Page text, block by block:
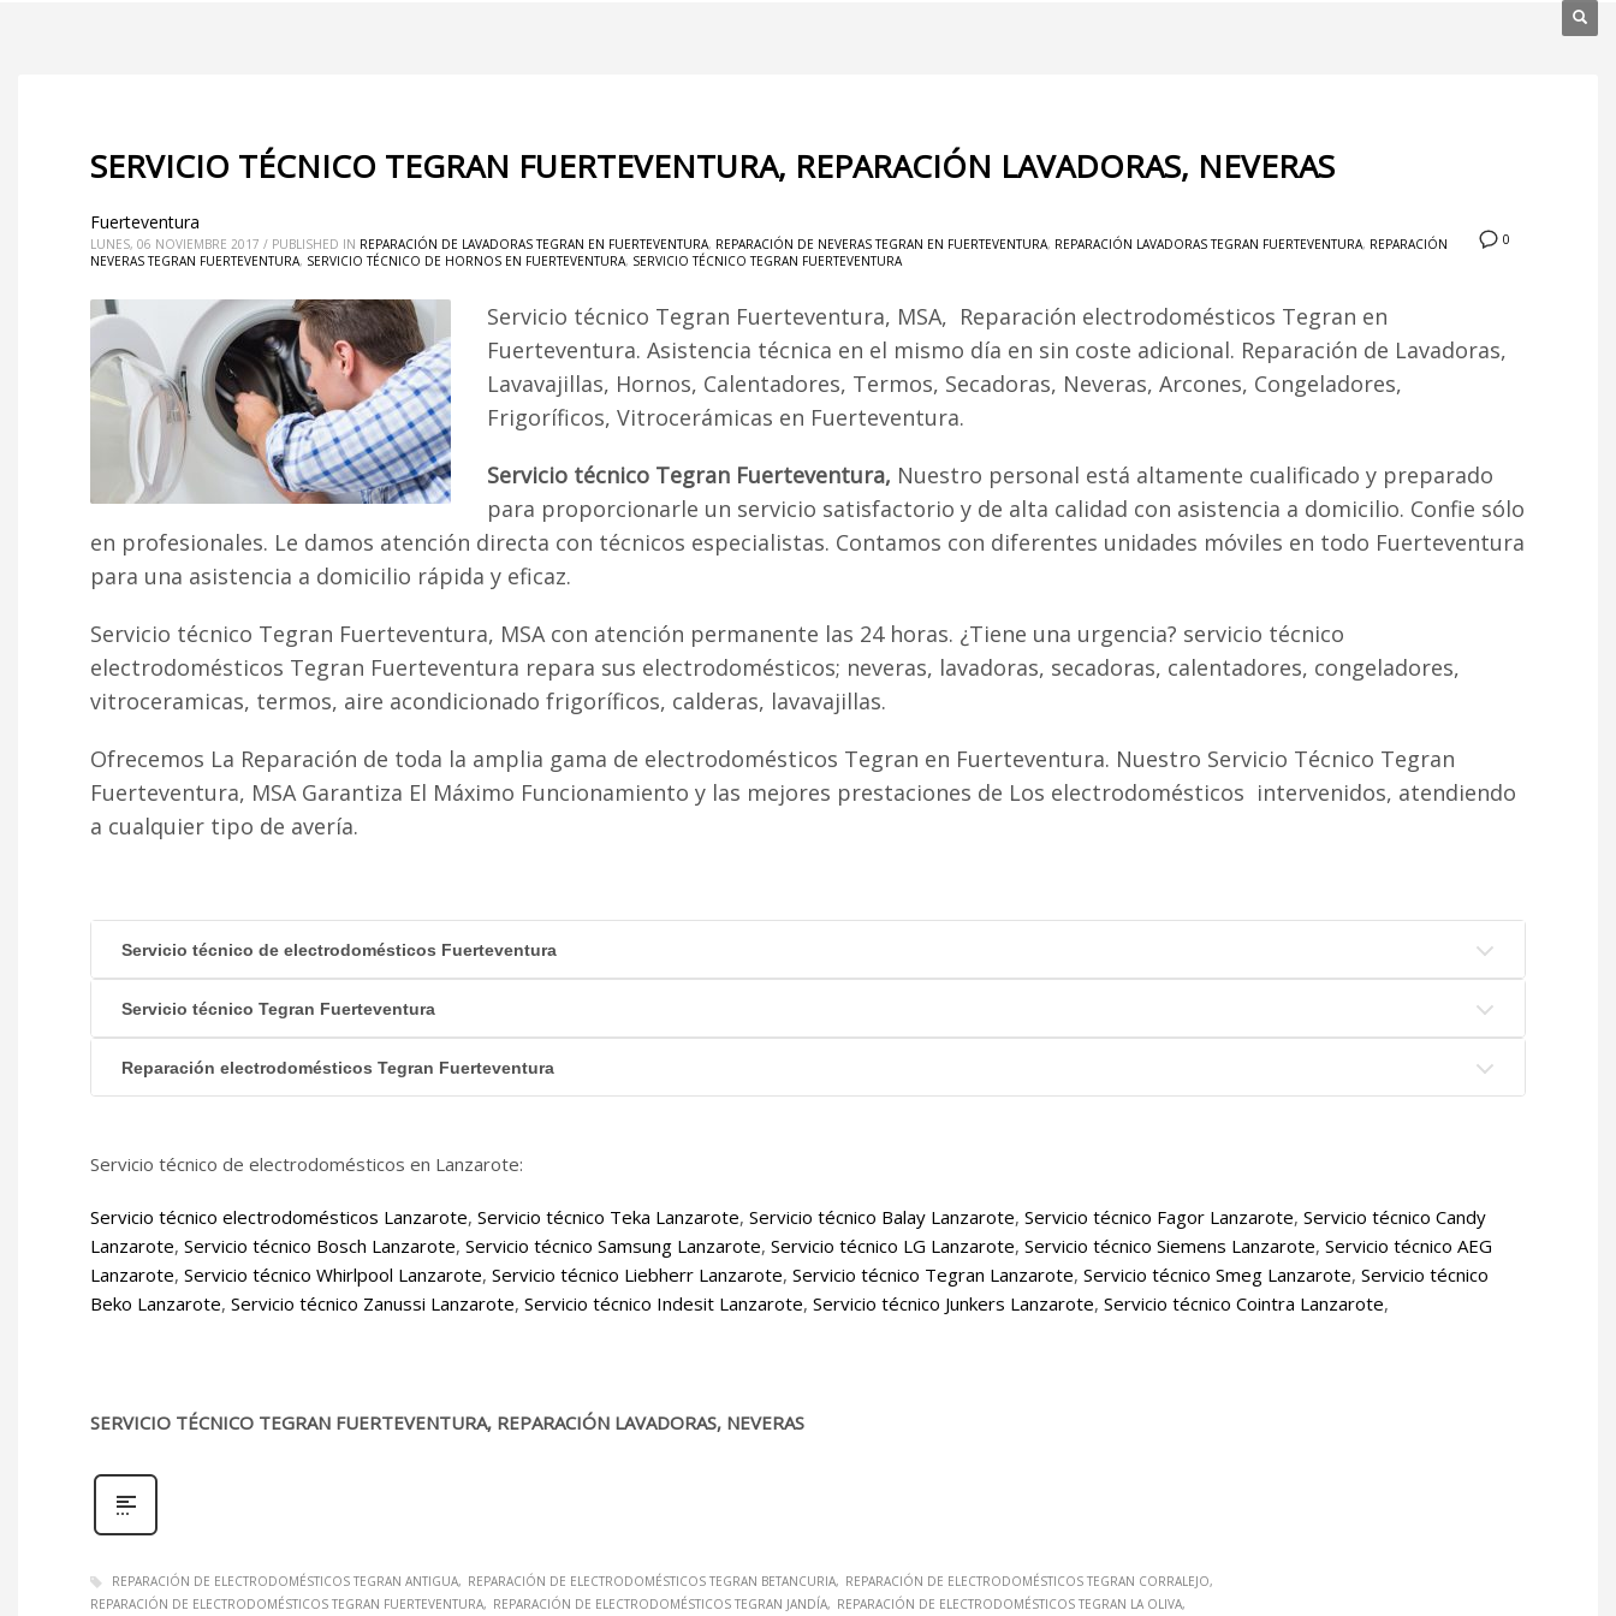
SERVICIO TÉCNICO TEGRAN FUERTEVENTURA, REPARACIÓN LAVADORAS, NEVERAS
0
Fuerteventura
LUNES, 06 NOVIEMBRE 2017 / PUBLISHED IN REPARACIÓN DE LAVADORAS TEGRAN EN FUERTEVENTURA, REPARACIÓN DE NEVERAS TEGRAN EN FUERTEVENTURA, REPARACIÓN LAVADORAS TEGRAN FUERTEVENTURA, REPARACIÓN
NEVERAS TEGRAN FUERTEVENTURA, SERVICIO TÉCNICO DE HORNOS EN FUERTEVENTURA, SERVICIO TÉCNICO TEGRAN FUERTEVENTURA
Servicio técnico Tegran Fuerteventura, MSA, Reparación electrodomésticos Tegran en
Fuerteventura. Asistencia técnica en el mismo día en sin coste adicional. Reparación de Lavadoras,
Lavavajillas, Hornos, Calentadores, Termos, Secadoras, Neveras, Arcones, Congeladores,
Frigoríficos, Vitrocerámicas en Fuerteventura.
Servicio técnico Tegran Fuerteventura, Nuestro personal está altamente cualificado y preparado
para proporcionarle un servicio satisfactorio y de alta calidad con asistencia a domicilio. Confie sólo
en profesionales. Le damos atención directa con técnicos especialistas. Contamos con diferentes unidades móviles en todo Fuerteventura
para una asistencia a domicilio rápida y eficaz.
Servicio técnico Tegran Fuerteventura, MSA con atención permanente las 24 horas. ¿Tiene una urgencia? servicio técnico
electrodomésticos Tegran Fuerteventura repara sus electrodomésticos; neveras, lavadoras, secadoras, calentadores, congeladores,
vitroceramicas, termos, aire acondicionado frigoríficos, calderas, lavavajillas.
Ofrecemos La Reparación de toda la amplia gama de electrodomésticos Tegran en Fuerteventura. Nuestro Servicio Técnico Tegran
Fuerteventura, MSA Garantiza El Máximo Funcionamiento y las mejores prestaciones de Los electrodomésticos intervenidos, atendiendo
a cualquier tipo de avería.
Servicio técnico de electrodomésticos Fuerteventura
Servicio técnico Tegran Fuerteventura
Reparación electrodomésticos Tegran Fuerteventura
Servicio técnico de electrodomésticos en Lanzarote:
Servicio técnico electrodomésticos Lanzarote, Servicio técnico Teka Lanzarote, Servicio técnico Balay Lanzarote, Servicio técnico Fagor Lanzarote, Servicio técnico Candy
Lanzarote, Servicio técnico Bosch Lanzarote, Servicio técnico Samsung Lanzarote, Servicio técnico LG Lanzarote, Servicio técnico Siemens Lanzarote, Servicio técnico AEG
Lanzarote, Servicio técnico Whirlpool Lanzarote, Servicio técnico Liebherr Lanzarote, Servicio técnico Tegran Lanzarote, Servicio técnico Smeg Lanzarote, Servicio técnico
Beko Lanzarote, Servicio técnico Zanussi Lanzarote, Servicio técnico Indesit Lanzarote, Servicio técnico Junkers Lanzarote, Servicio técnico Cointra Lanzarote,
SERVICIO TÉCNICO TEGRAN FUERTEVENTURA, REPARACIÓN LAVADORAS, NEVERAS
REPARACIÓN DE ELECTRODOMÉSTICOS TEGRAN ANTIGUA REPARACIÓN DE ELECTRODOMÉSTICOS TEGRAN BETANCURIA
REPARACIÓN DE ELECTRODOMÉSTICOS TEGRAN CORRALEJO
REPARACIÓN DE ELECTRODOMÉSTICOS TEGRAN FUERTEVENTURA
REPARACIÓN DE ELECTRODOMÉSTICOS TEGRAN JANDÍA REPARACIÓN DE ELECTRODOMÉSTICOS TEGRAN LA OLIVA